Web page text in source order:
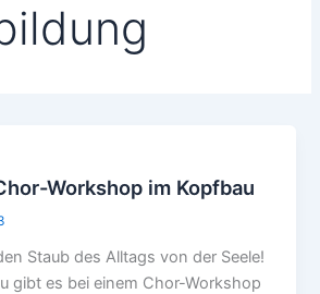
Workshop im Kopfbau
Staub des Alltags von der Seele!
gibt es bei einem Chor-Workshop